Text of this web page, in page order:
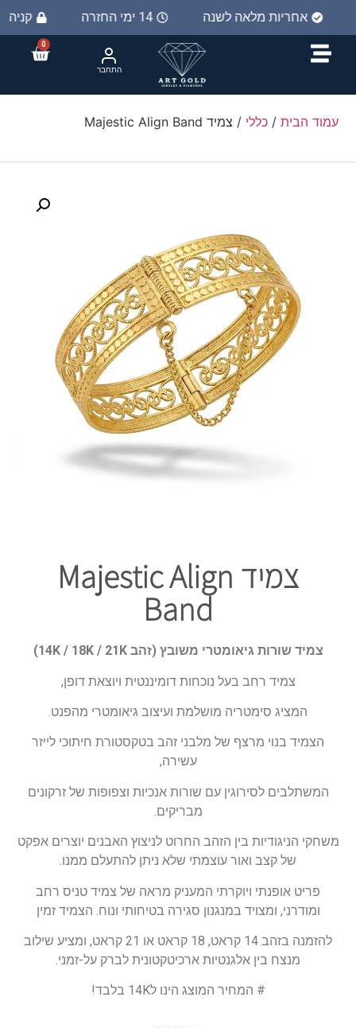
קניה 14 ימי החזרה אחריות מלאה לשנה
0
התחבר
עמוד הבית / כללי / צמיד Majestic Align Band
צמיד Majestic Align
Band
צמיד שורות גיאומטרי משובץ (זהב 14K / 18K / 21K)
צמיד רחב בעל נוכחות דומיננטית ויוצאת דופן,
המציג סימטריה מושלמת ועיצוב גיאומטרי מהפנט.
הצמיד בנוי מרצף של מלבני זהב בטקסטורת חיתוכי לייזר
עשירה,
המשתלבים לסירוגין עם שורות אנכיות וצפופות של זרקונים
מבריקים.
משחקי הניגודיות בין הזהב החרוט לניצוץ האבנים יוצרים אפקט
של קצב ואור עוצמתי שלא ניתן להתעלם ממנו.
פריט אופנתי ויוקרתי המעניק מראה של צמיד טניס רחב
ומודרני, ומצויד במנגנון סגירה בטיחותי ונוח. הצמיד זמין
להזמנה בזהב 14 קראט, 18 קראט או 21 קראט, ומציע שילוב
מנצח בין אלגנטיות ארכיטקטונית לברק על-זמני.
# המחיר המוצג הינו ל14K בלבד!